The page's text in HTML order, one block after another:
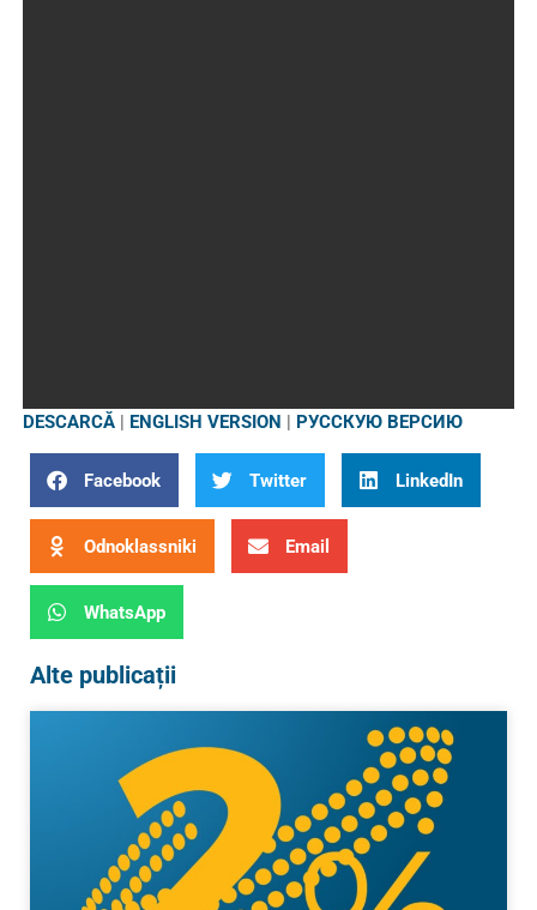
DESCARCĂ | ENGLISH VERSION | РУССКУЮ ВЕРСИЮ
Facebook Twitter LinkedIn
Odnoklassniki Email
WhatsApp
Alte publicații